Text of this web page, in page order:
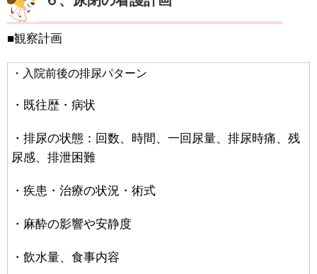
■観察計画
・入院前後の排尿パターン
・既往歴・病状
・排尿の状態：回数、時間、一回尿量、排尿時痛、残
尿感、排泄困難
・疾患・治療の状況・術式
・麻酔の影響や安静度
・飲水量、食事内容